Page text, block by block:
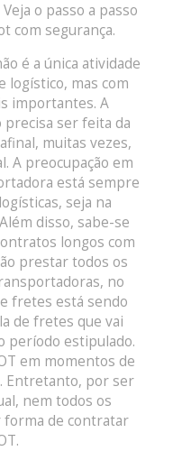
o passo a passo
com segurança.
é a única atividade
logístico, mas com
importantes. A
ser feita da
muitas vezes,
A preocupação em
está sempre
seja na
disso, sabe-se
longos com
prestar todos os
no
fretes está sendo
de fretes que vai
período estipulado.
em momentos de
Entretanto, por ser
nem todos os
forma de contratar